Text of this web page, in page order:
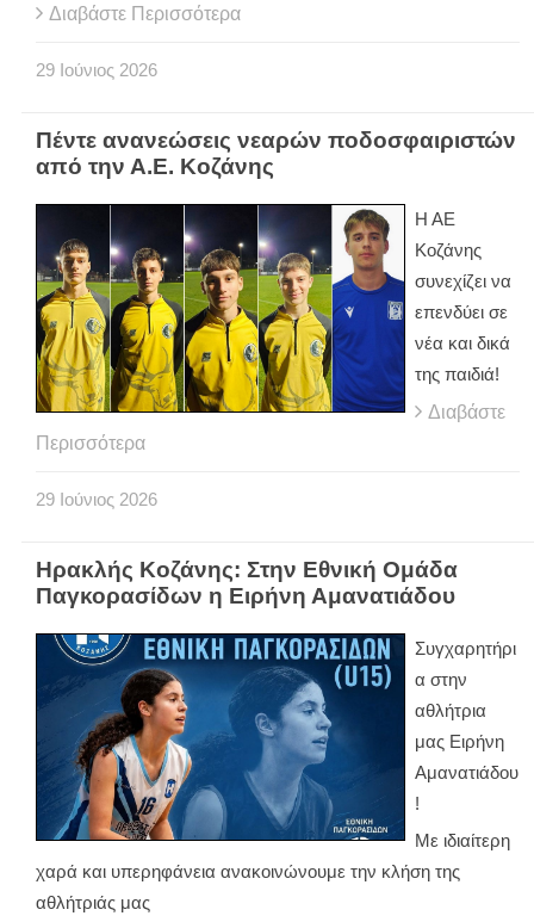
Διαβάστε Περισσότερα
29 Ιούνιος 2026
Πέντε ανανεώσεις νεαρών ποδοσφαιριστών
από την Α.Ε. Κοζάνης
Η ΑΕ
Κοζάνης
συνεχίζει να
επενδύει σε
νέα και δικά
της παιδιά!
Διαβάστε
Περισσότερα
29 Ιούνιος 2026
Ηρακλής Κοζάνης: Στην Εθνική Ομάδα
Παγκορασίδων η Ειρήνη Αμανατιάδου
Συγχαρητήρι
α στην
αθλήτρια
μας Ειρήνη
Αμανατιάδου
!
Με ιδιαίτερη
χαρά και υπερηφάνεια ανακοινώνουμε την κλήση της
αθλήτριάς μας